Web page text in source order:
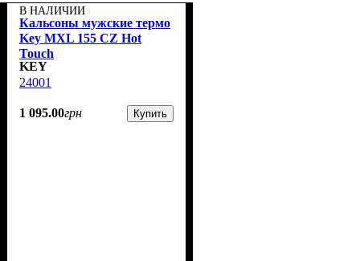
В НАЛИЧИИ
Кальсоны мужские термо
Key MXL 155 CZ Hot
Touch
KEY
24001
1 095.00грн Купить